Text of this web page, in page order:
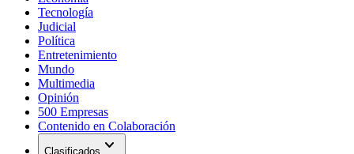
Tecnología
Judicial
Política
Entretenimiento
Mundo
Multimedia
Opinión
500 Empresas
Contenido en Colaboración
Clasificados expand_more